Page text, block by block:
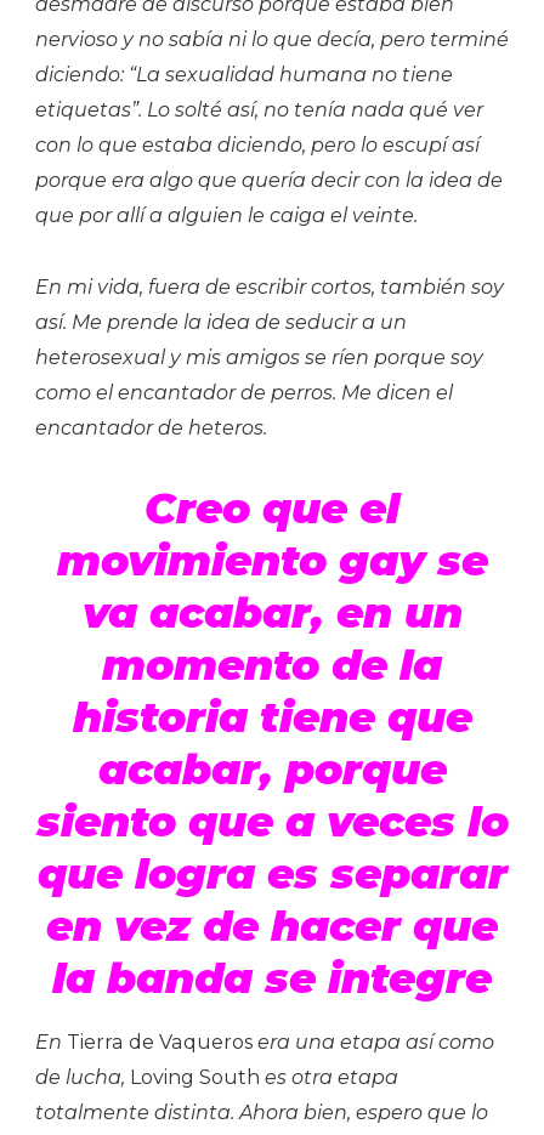
nervioso y no sabía ni lo que decía, pero terminé
diciendo: “La sexualidad humana no tiene
etiquetas”. Lo solté así, no tenía nada qué ver
con lo que estaba diciendo, pero lo escupí así
porque era algo que quería decir con la idea de
que por allí a alguien le caiga el veinte.
En mi vida, fuera de escribir cortos, también soy
así. Me prende la idea de seducir a un
heterosexual y mis amigos se ríen porque soy
como el encantador de perros. Me dicen el
encantador de heteros.
Creo que el
movimiento gay se
va acabar, en un
momento de la
historia tiene que
acabar, porque
siento que a veces lo
que logra es separar
en vez de hacer que
la banda se integre
En Tierra de Vaqueros era una etapa así como
de lucha, Loving South es otra etapa
totalmente distinta. Ahora bien, espero que lo